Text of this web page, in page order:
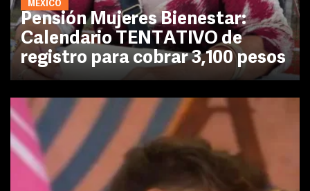
MÉXICO
Pensión Mujeres Bienestar:
Calendario TENTATIVO de
registro para cobrar 3,100 pesos